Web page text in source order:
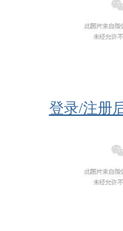
登录/注册